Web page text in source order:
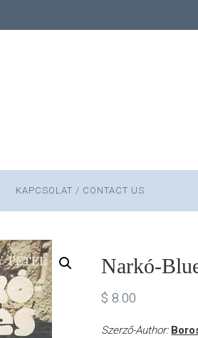
KAPCSOLAT / CONTACT US
Narkó-
$ 8.00
Szerző-Author: